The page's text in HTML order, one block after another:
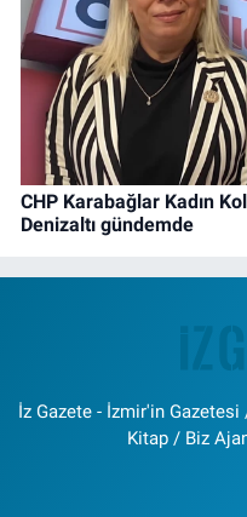
CHP Karabağlar Kadın
Denizaltı gündemde
İz Gazete - İzmir'in
Kitap / Biz